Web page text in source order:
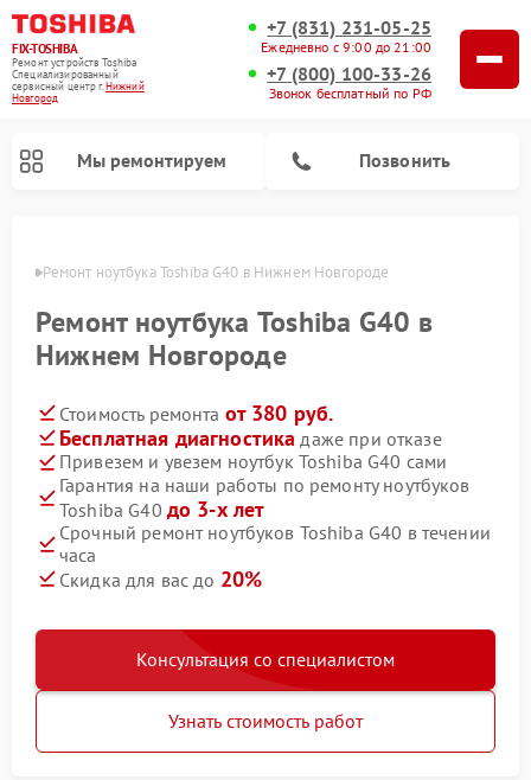
FIX-TOSHIBA
Ремонт устройств Toshiba
Специализированный
cервисный центр г.Нижний
Новгород
+7 (831) 231-05-25
Ежедневно с 9:00 до 21:00
+7 (800) 100-33-26
Звонок бесплатный по РФ
Мы ремонтируем Позвонить
Ремонт ноутбука Toshiba G40 в Нижнем Новгороде
Ремонт ноутбука Toshiba G40 в
Нижнем Новгороде
Стоимость ремонта от 380 руб.
Бесплатная диагностика даже при отказе
Привезем и увезем ноутбук Toshiba G40 сами
Гарантия на наши работы по ремонту ноутбуков
Toshiba G40 до 3-х лет
Срочный ремонт ноутбуков Toshiba G40 в течении
часа
Скидка для вас до 20%
Консультация со специалистом
Узнать стоимость работ